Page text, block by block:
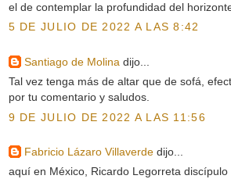
el de contemplar la profundidad del
5 DE JULIO DE 2022 A LAS 8:42
Santiago de Molina dijo...
Tal vez tenga más de altar que de sofá,
por tu comentario y saludos.
9 DE JULIO DE 2022 A LAS 11:56
Fabricio Lázaro Villaverdedijo...
aquí en México, Ricardo Legorreta